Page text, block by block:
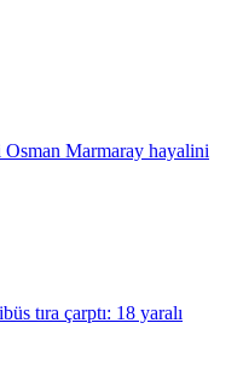
Marmaray hayalini
tıra çarptı: 18 yaralı